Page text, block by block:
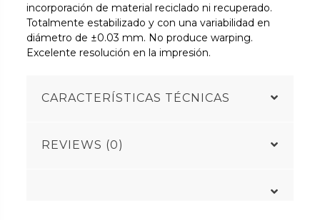
incorporación de material reciclado ni recuperado.
Totalmente estabilizado y con una variabilidad en
diámetro de ±0.03 mm. No produce warping.
Excelente resolución en la impresión.
CARACTERÍSTICAS TÉCNICAS
REVIEWS (0)